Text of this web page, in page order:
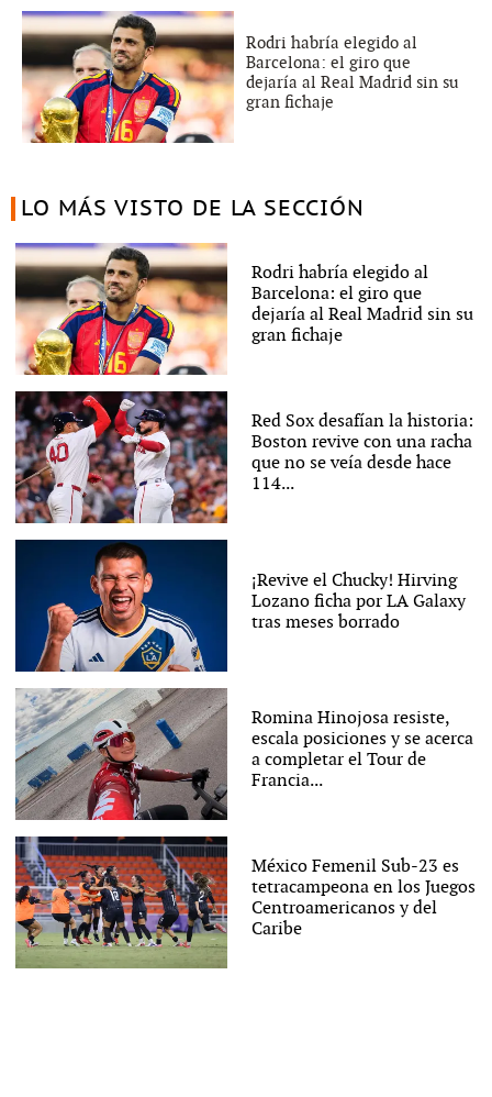
Rodri habría elegido al
Barcelona: el giro que
dejaría al Real Madrid sin su
gran fichaje
LO MÁS VISTO DE LA SECCIÓN
Rodri habría elegido al
Barcelona: el giro que
dejaría al Real Madrid sin su
gran fichaje
Red Sox desafían la historia:
Boston revive con una racha
que no se veía desde hace
114...
¡Revive el Chucky! Hirving
Lozano ficha por LA Galaxy
tras meses borrado
Romina Hinojosa resiste,
escala posiciones y se acerca
a completar el Tour de
Francia...
México Femenil Sub-23 es
tetracampeona en los Juegos
Centroamericanos y del
Caribe